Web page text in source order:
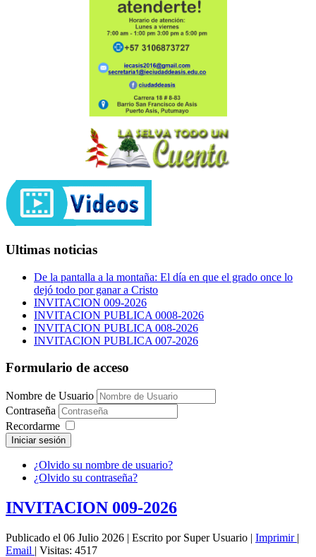
Ultimas noticias
De la pantalla a la montaña: El día en que el grado once lo
dejó todo por ganar a Cristo
INVITACION 009-2026
INVITACION PUBLICA 0008-2026
INVITACION PUBLICA 008-2026
INVITACION PUBLICA 007-2026
Formulario de acceso
Nombre de Usuario
Contraseña
Recordarme
Iniciar sesión
¿Olvido su nombre de usuario?
¿Olvido su contraseña?
INVITACION 009-2026
Publicado el 06 Julio 2026 | Escrito por Super Usuario | Imprimir |
Email | Visitas: 4517